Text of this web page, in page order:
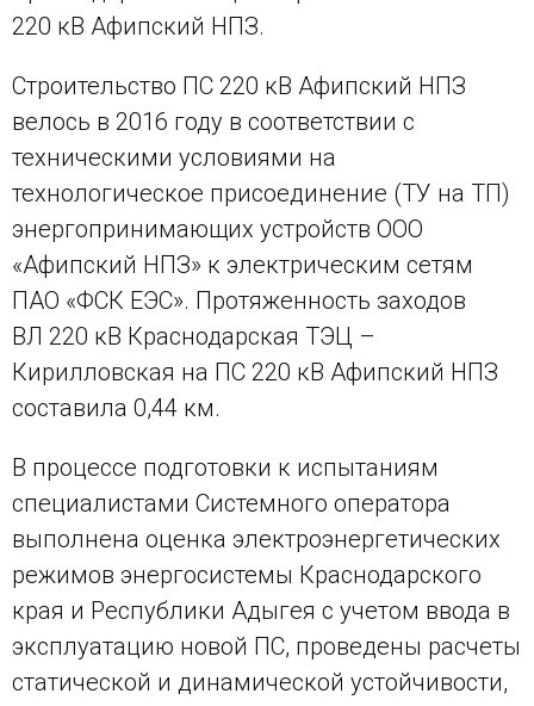
220 кВ Афипский НПЗ.
Строительство ПС 220 кВ Афипский НПЗ
велось в 2016 году в соответствии с
техническими условиями на
технологическое присоединение (ТУ на ТП)
энергопринимающих устройств ООО
«Афипский НПЗ» к электрическим сетям
ПАО «ФСК ЕЭС». Протяженность заходов
ВЛ 220 кВ Краснодарская ТЭЦ –
Кирилловская на ПС 220 кВ Афипский НПЗ
составила 0,44 км.
В процессе подготовки к испытаниям
специалистами Системного оператора
выполнена оценка электроэнергетических
режимов энергосистемы Краснодарского
края и Республики Адыгея с учетом ввода в
эксплуатацию новой ПС, проведены расчеты
статической и динамической устойчивости,